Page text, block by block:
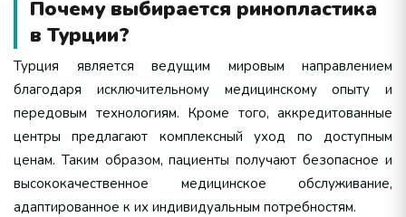
Почему выбирается ринопластика
в Турции?
Турция является ведущим мировым направлением
благодаря исключительному медицинскому опыту и
передовым технологиям. Кроме того, аккредитованные
центры предлагают комплексный уход по доступным
ценам. Таким образом, пациенты получают безопасное и
высококачественное медицинское обслуживание,
адаптированное к их индивидуальным потребностям.